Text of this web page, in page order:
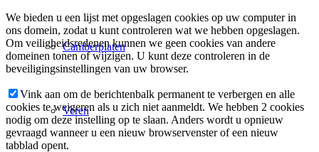
Camberplaten
Veren
We bieden u een lijst met opgeslagen cookies op uw computer in
ons domein, zodat u kunt controleren wat we hebben opgeslagen.
Om veiligheidsredenen kunnen we geen cookies van andere
domeinen tonen of wijzigen. U kunt deze controleren in de
beveiligingsinstellingen van uw browser.
Vink aan om de berichtenbalk permanent te verbergen en alle
cookies te weigeren als u zich niet aanmeldt. We hebben 2 cookies
nodig om deze instelling op te slaan. Anders wordt u opnieuw
gevraagd wanneer u een nieuw browservenster of een nieuw
tabblad opent.